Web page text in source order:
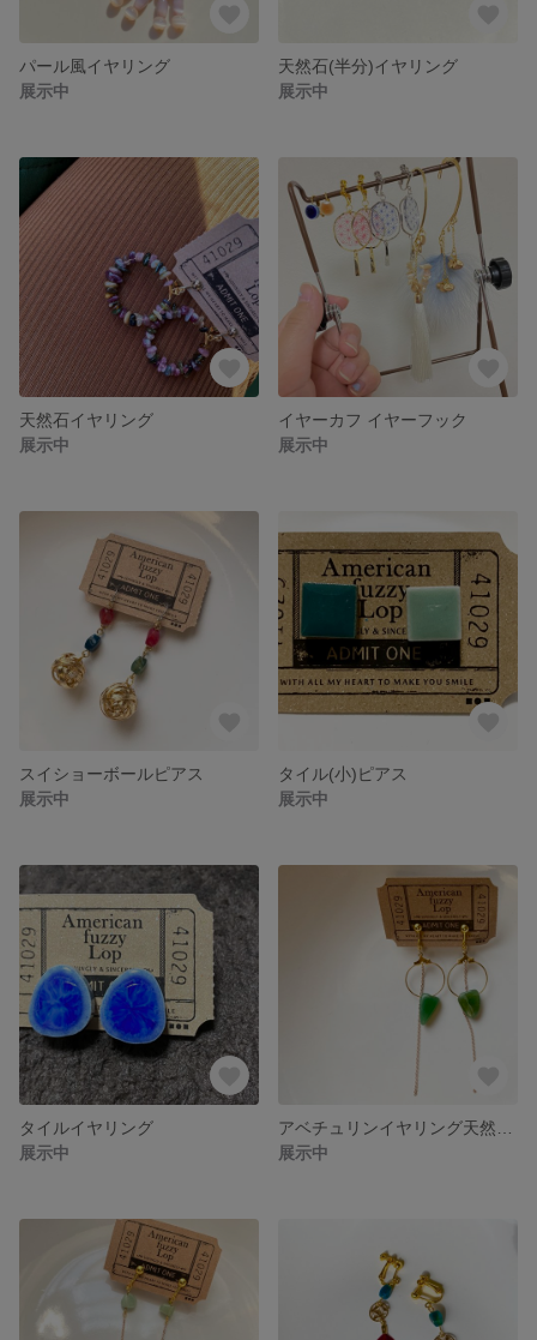
パール風イヤリング
展示中
天然石(半分)イヤリング
展示中
天然石イヤリング
展示中
イヤーカフ イヤーフック
展示中
スイショーボールピアス
展示中
タイル(小)ピアス
展示中
タイルイヤリング
展示中
展示中